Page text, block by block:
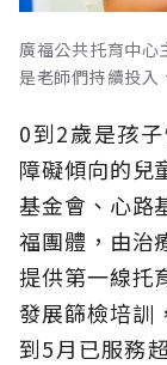
廣福公共托育中心
是老師們持續投入
0到2歲是孩
障礙傾向的兒
基金會、心路
福團體，由治
提供第一線托
發展篩檢培訓
到5月已服務